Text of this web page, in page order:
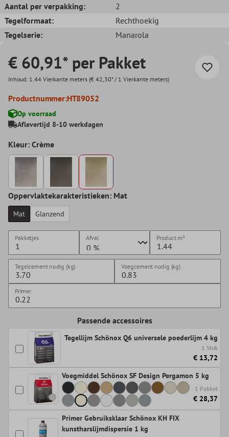
Aantal per verpakking:
2
Tegelformaat:
Rechthoekig
Tegelserie:
Manarola
€ 60,91* per Pakket
Inhoud: 1.44 Vierkante meters (€ 42,30* / 1 Vierkante meters)
Productnummer:HT89052
Op voorraad
Aflevertijd 8-10 werkdagen
Kleur: Crème
Oppervlaktekarakteristieken: Mat
Mat Glanzend
Pakketjes Afval Productm²
Tegelcement nodig (kg) Voegcement nodig (kg)
Primer
Passende accessoires
Tegellijm Schönox Q6 universele poederlijm 4 kg
1 Stuk
€ 13,72
Voegmiddel Schönox SF Design Pergamon 5 kg
1 Pakket
€ 28,37
Primer Gebruiksklaar Schönox KH FIX
kunstharslijmdispersie 1 kg